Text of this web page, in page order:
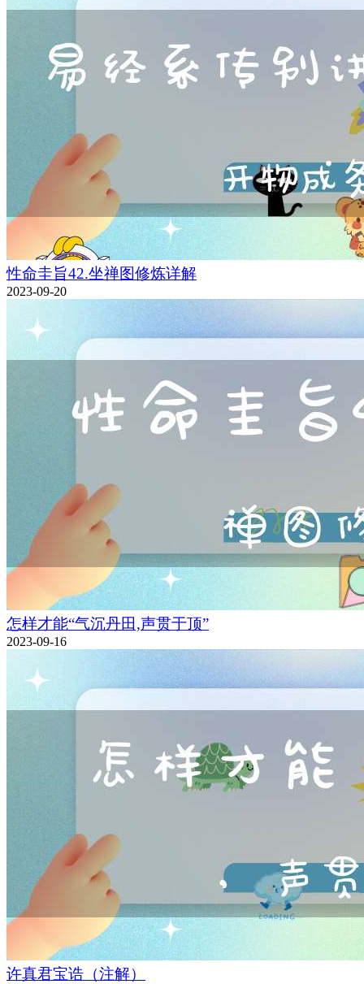
性命圭旨42.坐禅图修炼详解
2023-09-20
怎样才能“气沉丹田,声贯于顶”
2023-09-16
许真君宝诰（注解）